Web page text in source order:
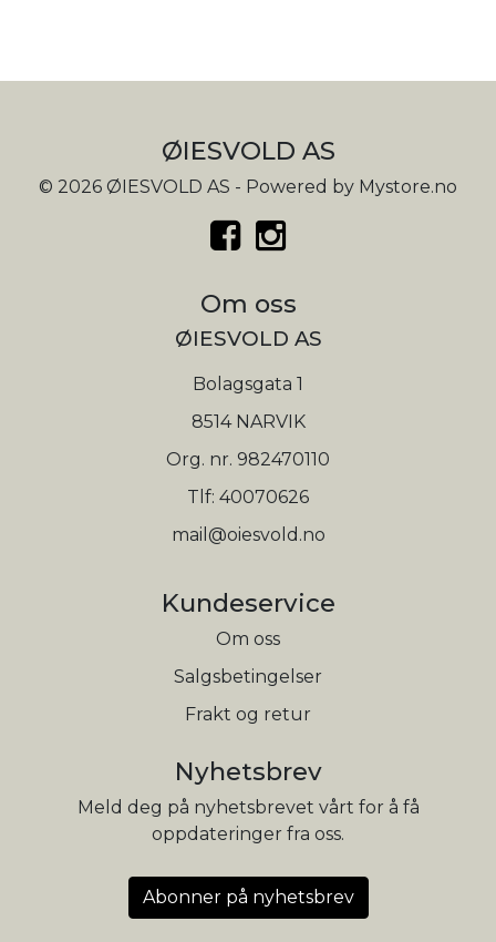
ØIESVOLD AS
© 2026 ØIESVOLD AS - Powered by Mystore.no
Om oss
ØIESVOLD AS
Bolagsgata 1
8514 NARVIK
Org. nr. 982470110
Tlf: 40070626
mail@oiesvold.no
Kundeservice
Om oss
Salgsbetingelser
Frakt og retur
Nyhetsbrev
Meld deg på nyhetsbrevet vårt for å få
oppdateringer fra oss.
Abonner på nyhetsbrev